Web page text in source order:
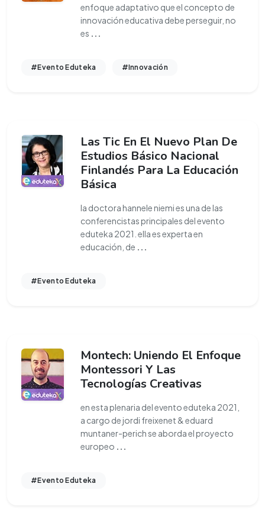
enfoque adaptativo que el concepto de
innovación educativa debe perseguir, no
es ...
#Evento Eduteka #Innovación
Las Tic En El Nuevo Plan De
Estudios Básico Nacional
Finlandés Para La Educación
Básica
la doctora hannele niemi es una de las
conferencistas principales del evento
eduteka 2021. ella es experta en
educación, de ...
#Evento Eduteka
Montech: Uniendo El Enfoque
Montessori Y Las
Tecnologías Creativas
en esta plenaria del evento eduteka 2021,
a cargo de jordi freixenet & eduard
muntaner-perich se aborda el proyecto
europeo ...
#Evento Eduteka